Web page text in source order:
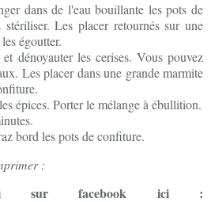
dans de l'eau bouillante les pots de
Les placer retournés sur une
égoutter.
dénoyauter les cerises. Vous pouvez
Les placer dans une grande marmite
épices. Porter le mélange à ébullition.
bord les pots de confiture.
:
sur facebook ici :